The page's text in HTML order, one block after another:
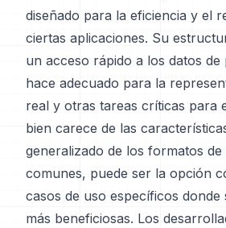
diseñado para la eficiencia y el
ciertas aplicaciones. Su
un acceso rápido a los datos
hace adecuado para la
real y otras tareas críticas para
bien carece de las
generalizado de los formatos de
comunes, puede ser la opción
casos de uso específicos donde
más beneficiosas. Los